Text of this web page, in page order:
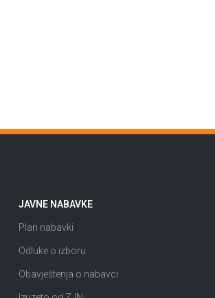
JAVNE NABAVKE
Plan nabavki
Odluke o izboru
Obavještenja o nabavci